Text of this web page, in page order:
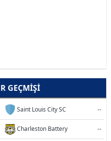
GEÇMIŞI
Saint Louis City SC --
Charleston Battery --